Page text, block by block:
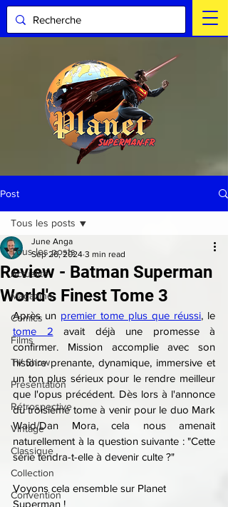
Post
Tous les posts
Actualité
Magazine
Comics
Films
TV Show
Présentation
Rétrospective
Vintage
Classique
Collection
Convention
Tous les posts
Review - Batman Superman
World's Finest Tome 3
June Anga
Sep 26, 2024 3 min read
Après un premier tome plus que réussi
tome 2 avait déjà une promesse à
confirmer. Mission accomplie avec son
histoire prenante, dynamique, immersive et
un ton plus sérieux pour le rendre meilleur
que l'opus précédent. Dès lors à l'annonce
du troisième tome à venir pour le duo Mark
Waid/Dan Mora, cela nous amenait
naturellement à la question suivante : "Cette
série tendra-t-elle à devenir culte ?"
Voyons cela ensemble sur Planet
Superman !